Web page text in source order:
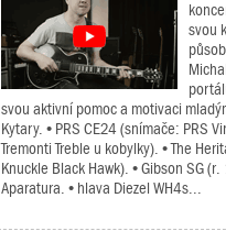
svou
svou aktivní pomoc a motivaci
Kytary. • PRS CE24 (snímače: PRS
Tremonti Treble u kobylky). • The
Knuckle Black Hawk). • Gibson SG
Aparatura. • hlava Diezel WH4s...